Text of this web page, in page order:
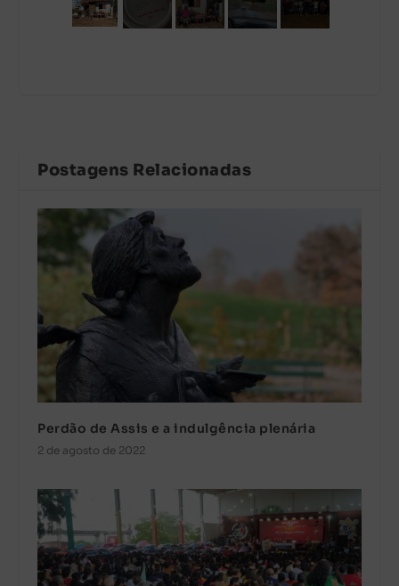
Postagens Relacionadas
Perdão de Assis e a indulgência plenária
2 de agosto de 2022